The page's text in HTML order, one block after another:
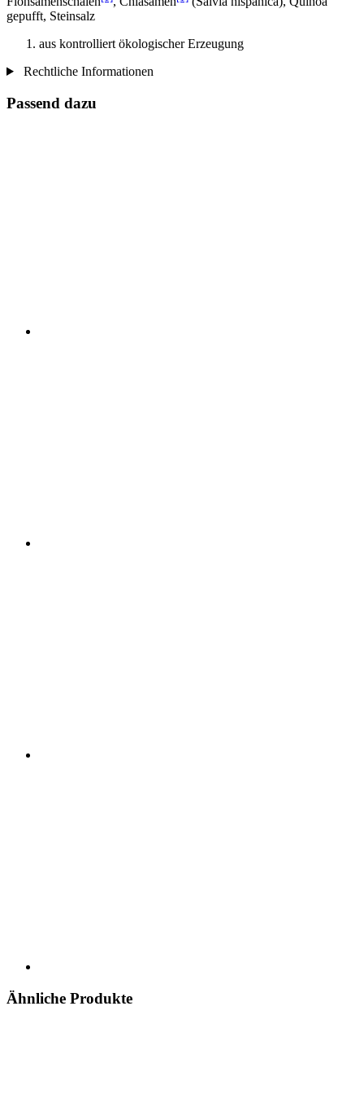
gepufft, Steinsalz
aus kontrolliert ökologischer Erzeugung
Rechtliche Informationen
Passend dazu
Ähnliche Produkte